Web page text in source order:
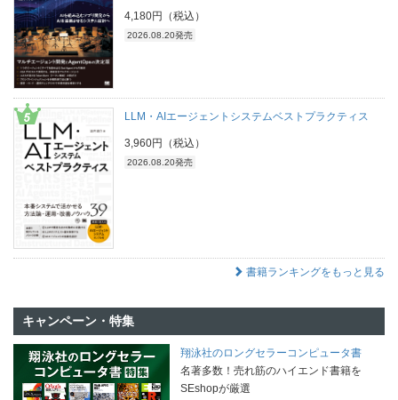
4,180円（税込）
2026.08.20発売
LLM・AIエージェントシステムベストプラクティス
3,960円（税込）
2026.08.20発売
書籍ランキングをもっと見る
キャンペーン・特集
翔泳社のロングセラーコンピュータ書
名著多数！売れ筋のハイエンド書籍を
SEshopが厳選